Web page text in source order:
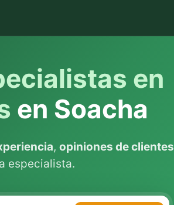
en
en Soacha
, opiniones de clientes
especialista.